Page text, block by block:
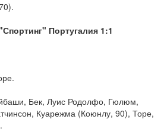
Португалия 1:1
Бек, Луис Родолфо, Гюлюм,
Куарежма (Коюнлу, 90), Торе,